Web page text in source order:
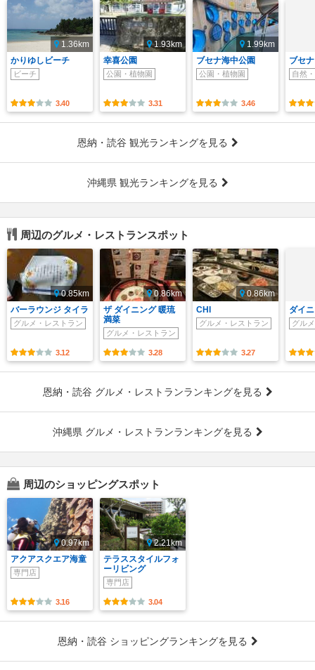
1.36km
かりゆしビーチ
ビーチ
3.40
1.93km
幸喜公園
公園・植物園
3.31
1.99km
ブセナ海中公園
公園・植物園
3.46
ブセ
自然
恩納・読谷 観光ランキングを見る
沖縄県 観光ランキングを見る
周辺のグルメ・レストランスポット
0.85km
バーラウンジ タイラ
グルメ・レストラン
3.12
0.86km
ザ ダイニング 暖琉
満菜
グルメ・レストラン
3.28
0.86km
CHI
グルメ・レストラン
3.27
ダイ
グル
恩納・読谷 グルメ・レストランランキングを見る
沖縄県 グルメ・レストランランキングを見る
周辺のショッピングスポット
0.97km
アクアスクエア海童
専門店
3.16
2.21km
テラススタイルフォ
ーリビング
専門店
3.04
恩納・読谷 ショッピングランキングを見る